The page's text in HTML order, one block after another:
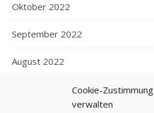
Cookie-Zustimmung
verwalten
Oktober 2022
September 2022
August 2022